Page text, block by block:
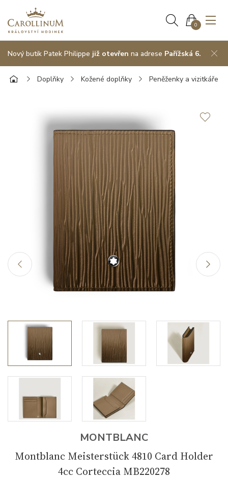
0
Nový butik Patek Philippe již otevřen na adrese Pařížská 6.
Doplňky Kožené doplňky Peněženky a vizitkáře
MONTBLANC
Montblanc Meisterstück 4810 Card Holder
4cc Corteccia MB220278